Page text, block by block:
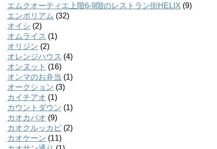
エムクオーティエ上階6-9階のレストラン街HELIX (9)
エンポリアム (32)
オイシ (2)
オムライス (1)
オリジン (2)
オレンジハウス (4)
オンヌット (16)
オンマのお弁当 (1)
オークション (3)
カイチアオ (1)
カウントダウン (1)
カオカパオ (9)
カオクルッカピ (2)
カオケーン (11)